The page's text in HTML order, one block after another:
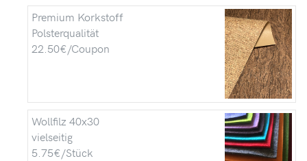
Premium Korkstoff
Polsterqualität
22.50€/Coupon
Wollfilz 40x30
vielseitig
5.75€/Stück